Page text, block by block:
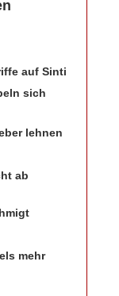
auf Sinti
sich
lehnen
ab
mehr